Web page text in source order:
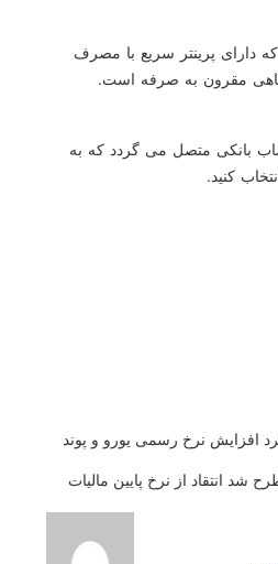
دارای پرینتر سریع با مصرف
مقرون به صرفه است.
به ۱۰ حساب بانکی متصل می گردد که به
کنید.
افزایش نرخ رسمی یورو و پوند
شد انتقاد از نرخ پایین مالیات